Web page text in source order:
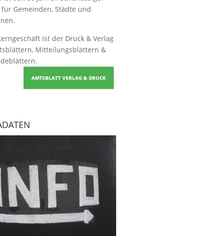
Gemeinden, Städte und
ist der Druck & Verlag
Mitteilungsblättern &
.
AMTSBLATT VERLAG & DRUCK